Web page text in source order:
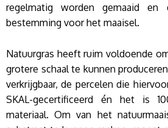
regelmatig worden gemaaid
bestemming voor het maaisel.
Natuurgras heeft ruim voldoende
grotere schaal te kunnen
verkrijgbaar, de percelen die
SKAL-gecertificeerd én het is
materiaal. Om van het